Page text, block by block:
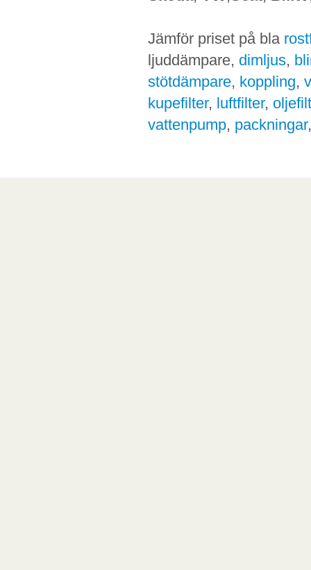
Jämför priset på bla
ljuddämpare, dimljus,
stötdämpare, koppling,
kupefilter, luftfilter,
vattenpump, packningar